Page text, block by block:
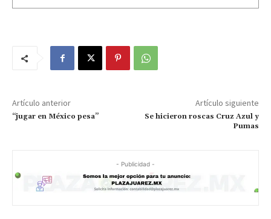
Artículo anterior
“jugar en México pesa”
Artículo siguiente
Se hicieron roscas Cruz Azul y
Pumas
- Publicidad -